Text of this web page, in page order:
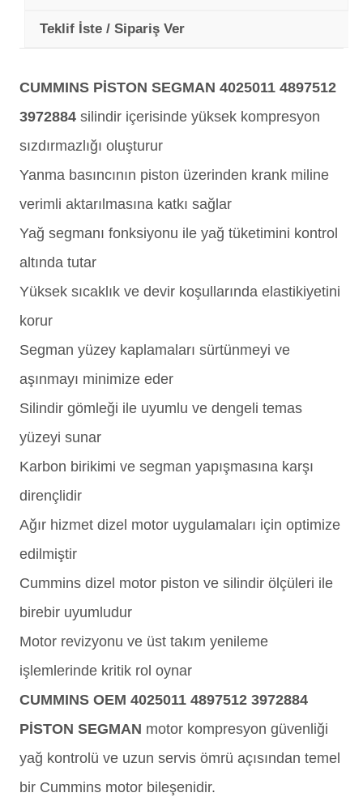
Teklif İste / Sipariş Ver
CUMMINS PİSTON SEGMAN 4025011 4897512
3972884 silindir içerisinde yüksek kompresyon
sızdırmazlığı oluşturur
Yanma basıncının piston üzerinden krank miline
verimli aktarılmasına katkı sağlar
Yağ segmanı fonksiyonu ile yağ tüketimini kontrol
altında tutar
Yüksek sıcaklık ve devir koşullarında elastikiyetini
korur
Segman yüzey kaplamaları sürtünmeyi ve
aşınmayı minimize eder
Silindir gömleği ile uyumlu ve dengeli temas
yüzeyi sunar
Karbon birikimi ve segman yapışmasına karşı
dirençlidir
Ağır hizmet dizel motor uygulamaları için optimize
edilmiştir
Cummins dizel motor piston ve silindir ölçüleri ile
birebir uyumludur
Motor revizyonu ve üst takım yenileme
işlemlerinde kritik rol oynar
CUMMINS OEM 4025011 4897512 3972884
PİSTON SEGMAN motor kompresyon güvenliği
yağ kontrolü ve uzun servis ömrü açısından temel
bir Cummins motor bileşenidir.